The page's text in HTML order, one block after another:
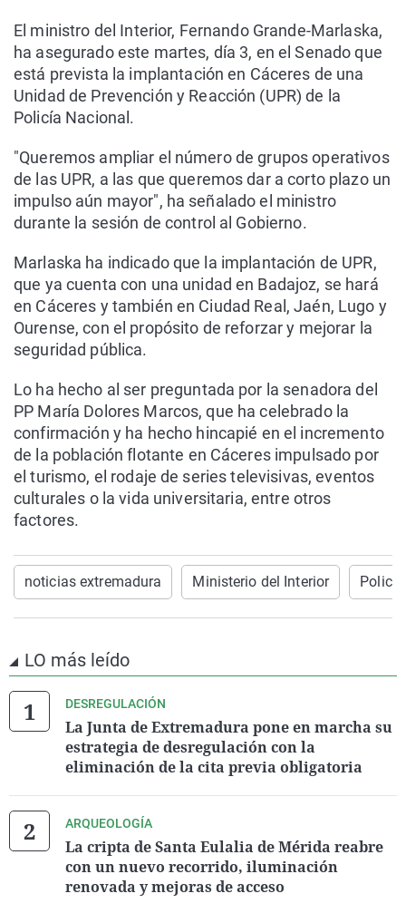
El ministro del Interior, Fernando Grande-Marlaska,
ha asegurado este martes, día 3, en el Senado que
está prevista la implantación en Cáceres de una
Unidad de Prevención y Reacción (UPR) de la
Policía Nacional.
"Queremos ampliar el número de grupos operativos
de las UPR, a las que queremos dar a corto plazo un
impulso aún mayor", ha señalado el ministro
durante la sesión de control al Gobierno.
Marlaska ha indicado que la implantación de UPR,
que ya cuenta con una unidad en Badajoz, se hará
en Cáceres y también en Ciudad Real, Jaén, Lugo y
Ourense, con el propósito de reforzar y mejorar la
seguridad pública.
Lo ha hecho al ser preguntada por la senadora del
PP María Dolores Marcos, que ha celebrado la
confirmación y ha hecho hincapié en el incremento
de la población flotante en Cáceres impulsado por
el turismo, el rodaje de series televisivas, eventos
culturales o la vida universitaria, entre otros
factores.
noticias extremadura Ministerio del Interior
LO más leído
DESREGULACIÓN
La Junta de Extremadura pone en marcha su
estrategia de desregulación con la
eliminación de la cita previa obligatoria
ARQUEOLOGÍA
La cripta de Santa Eulalia de Mérida reabre
con un nuevo recorrido, iluminación
renovada y mejoras de acceso